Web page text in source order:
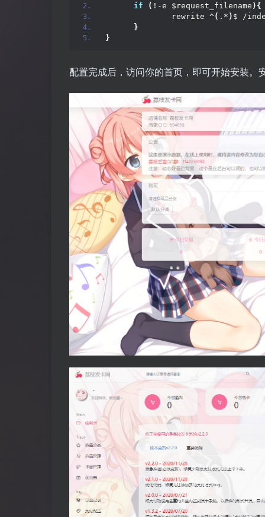
if
( !-e $request_filename ){
              rewrite ^
( .* ) $ /
}
}
配置完成后，访问你的首页，即可开始安装。